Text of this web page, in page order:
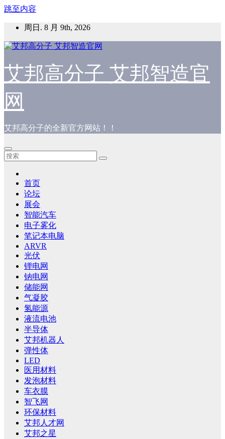
跳至内容
周日. 8 月 9th, 2026
艾邦高分子 艾邦智造官
网
艾邦高分子的全新官方网站！！
首页
论坛
展会
智能汽车
电子雾化
笔记本电脑
ARVR
光伏
锂电网
钠电网
储能网
气凝胶
氢能源
液流电池
半导体
艾邦机器人
弹性体
LED
医用材料
发泡材料
车衣膜
智飞网
环保材料
艾邦人才网
艾邦之星